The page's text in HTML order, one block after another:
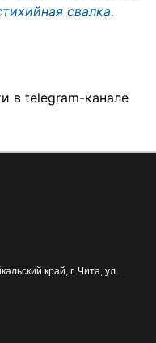
свалка.
в telegram-канале
край, г. Чита ул.